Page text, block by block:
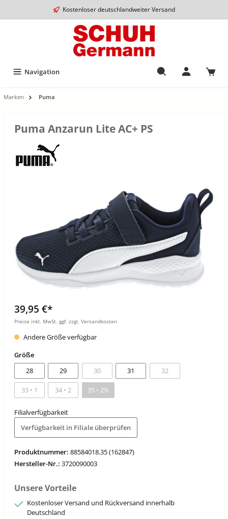
Kostenloser deutschlandweiter Versand
Navigation
Marken Puma
Puma Anzarun Lite AC+ PS
39,95 €*
Preise inkl. MwSt. ggf. zzgl. Versandkosten
Andere Größe verfügbar
Größe
28
29 30 31 32
33 • 1 34 • 2 35 • 2½
Filialverfügbarkeit
Verfügbarkeit in Filiale überprüfen
Produktnummer: 88584018.35 (162847)
Hersteller-Nr.: 3720090003
Unsere Vorteile
Kostenloser Versand und Rückversand innerhalb
Deutschland